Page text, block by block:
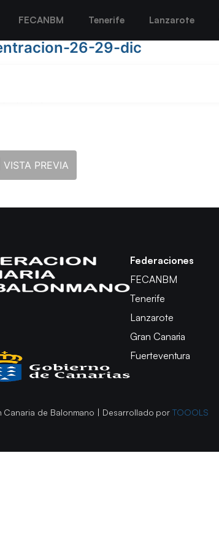
FECANBM Tenerife Lanzarote
26-29-dic
VISTA PREVIA
Federaciones
FECANBM
Tenerife
Lanzarote
Gran Canaria
Fuerteventura
de Balonmano | Desarrollado porTOOOLS